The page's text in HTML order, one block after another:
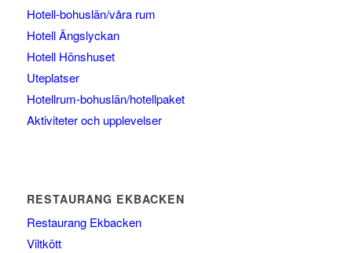
Hotell-bohuslän/våra rum
Hotell Ängslyckan
Hotell Hönshuset
Uteplatser
Hotellrum-bohuslän/hotellpaket
Aktiviteter och upplevelser
RESTAURANG EKBACKEN
Restaurang Ekbacken
Viltkött